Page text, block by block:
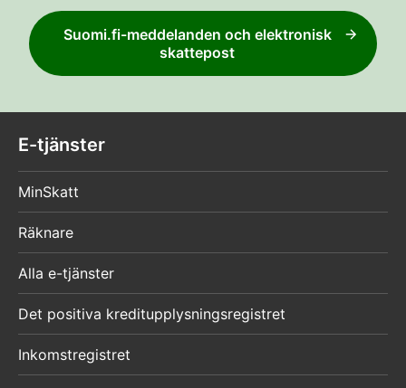
Suomi.fi-meddelanden och elektronisk
skattepost
E-tjänster
MinSkatt
Räknare
Alla e-tjänster
Det positiva kreditupplysningsregistret
Inkomstregistret